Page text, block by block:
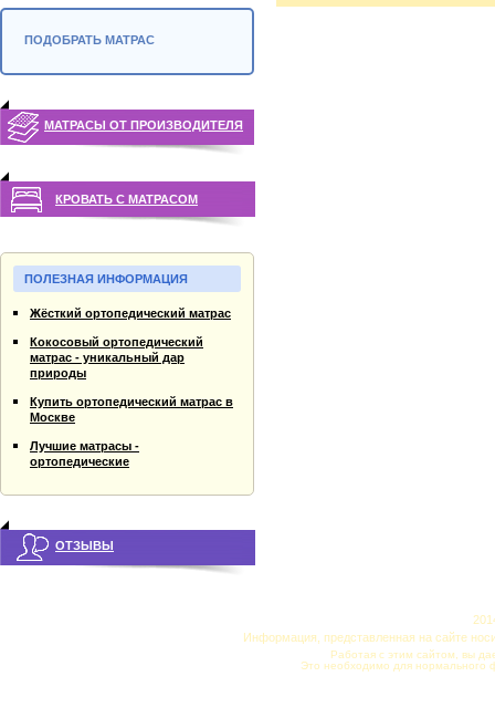
ПОДОБРАТЬ МАТРАС
МАТРАСЫ ОТ ПРОИЗВОДИТЕЛЯ
КРОВАТЬ С МАТРАСОМ
ПОЛЕЗНАЯ ИНФОРМАЦИЯ
Жёсткий ортопедический матрас
Кокосовый ортопедический
матрас - уникальный дар
природы
Купить ортопедический матрас в
Москве
Лучшие матрасы -
ортопедические
ОТЗЫВЫ
Информация, представленная на сайте
Работая с этим сайтом, вы
Это необходимо для нормального